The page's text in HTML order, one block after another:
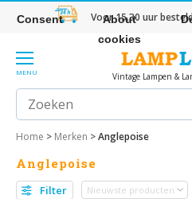
Voor 15.30 uur
MENU Vintage Lampen &
Home > Merken >Anglepoise
Anglepoise
Filter
Consent
About
cookies